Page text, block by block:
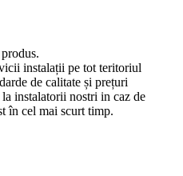
instalații pe tot teritoriul
de calitate și prețuri
instalatorii nostri in caz de
în cel mai scurt timp.